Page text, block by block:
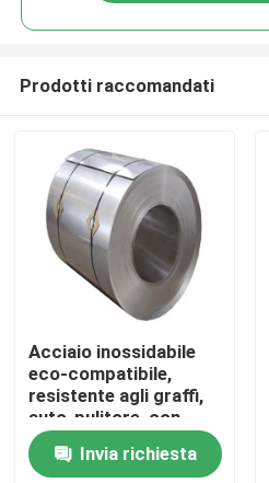
Casa
Prodotti raccomandati
Acciaio inossidabile
eco-compatibile,
resistente agli graffi,
auto-pulitore, con
design elegante
Invia richiesta